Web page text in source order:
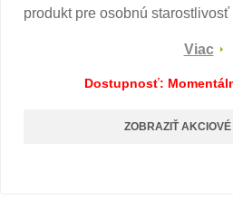
produkt pre osobnú starostlivosť
Viac
Dostupnosť:
ZOBRAZIŤ